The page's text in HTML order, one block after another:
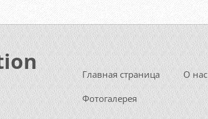
Главная страница О нас
Фотогалерея